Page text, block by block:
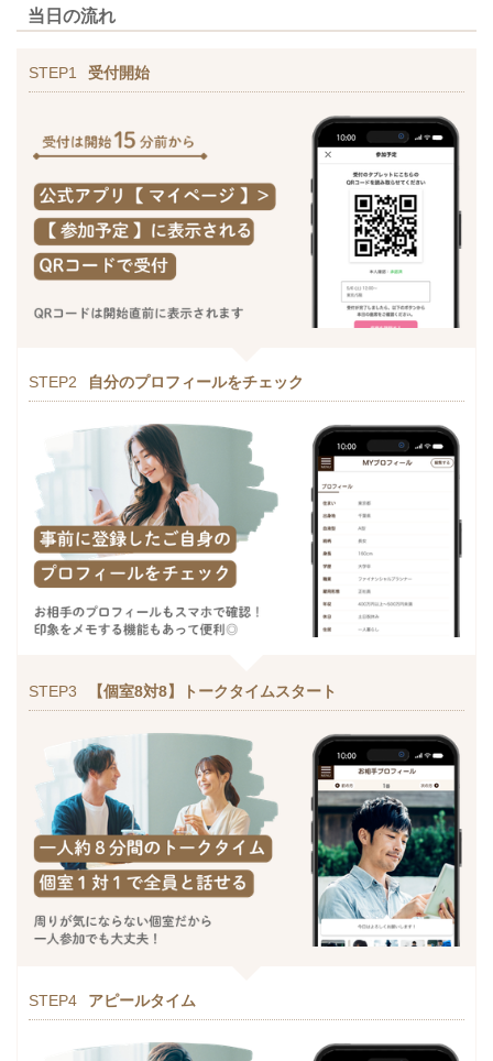
当日の流れ
STEP1 受付開始
STEP2 自分のプロフィールをチェック
STEP3 【個室8対8】トークタイムスタート
STEP4 アピールタイム